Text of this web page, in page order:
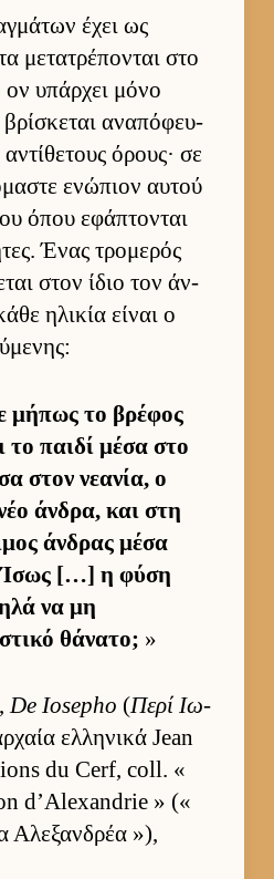
έχει ως
μετατρέπονται στο
ον υπάρ­χει μόνο
αναπόφευ­
όρους· σε
ενώπιον αυ­τού
όπου εφάπτονται
Ένας τρομερός
στον ίδιο τον άν­
ηλικία εί­ναι ο
μήπως το βρέφος
το παιδί μέσα στο
στον νεανία, ο
άν­δρα, και στη
άν­δρας μέσα
[…] η φύση
να μη
θάνατο; »
De Iosepho (Περί Ιω­
ελ­ληνικά Jean
du Cerf, coll. «
d’Alexandrie » («
Αλεξαν­δρέα »),